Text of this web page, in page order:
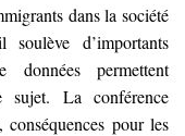
dans la société
d’importants
permettent
sujet. La conférence
pour les